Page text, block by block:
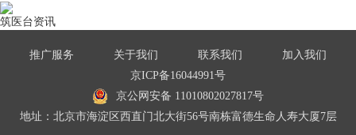
筑医台资讯
推广服务 关于我们 联系我们
加入我们
京ICP备16044991号
京公网安备 11010802027817号
地址：北京市海淀区西直门北大街56号南栋富德生命人寿大厦7层